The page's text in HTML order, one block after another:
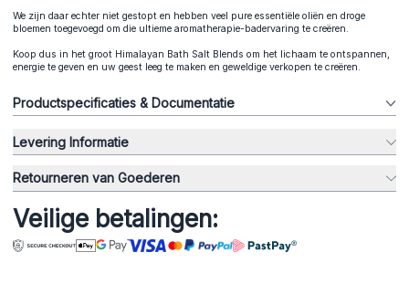
We zijn daar echter niet gestopt en hebben veel pure essentiële oliën en droge
bloemen toegevoegd om die ultieme aromatherapie-badervaring te creëren.
Koop dus in het groot Himalayan Bath Salt Blends om het lichaam te ontspannen,
energie te geven en uw geest leeg te maken en geweldige verkopen te creëren.
Productspecificaties & Documentatie
Levering Informatie
Retourneren van Goederen
Veilige betalingen: